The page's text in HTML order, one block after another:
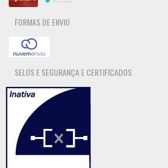
FORMAS DE ENVIO
SELOS E SEGURANÇA E CERTIFICADOS